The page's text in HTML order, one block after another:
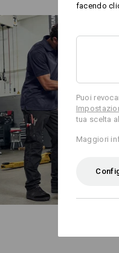
facendo
Puoi
tua scelta
Maggiori